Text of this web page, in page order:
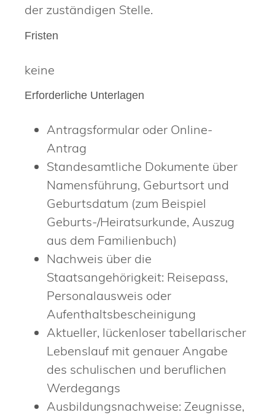
der zuständigen Stelle.
Fristen
keine
Erforderliche Unterlagen
Antragsformular oder Online-
Antrag
Standesamtliche Dokumente über
Namensführung, Geburtsort und
Geburtsdatum (zum Beispiel
Geburts-/Heiratsurkunde, Auszug
aus dem Familienbuch)
Nachweis über die
Staatsangehörigkeit: Reisepass,
Personalausweis oder
Aufenthaltsbescheinigung
Aktueller, lückenloser tabellarischer
Lebenslauf mit genauer Angabe
des schulischen und beruflichen
Werdegangs
Ausbildungsnachweise: Zeugnisse,